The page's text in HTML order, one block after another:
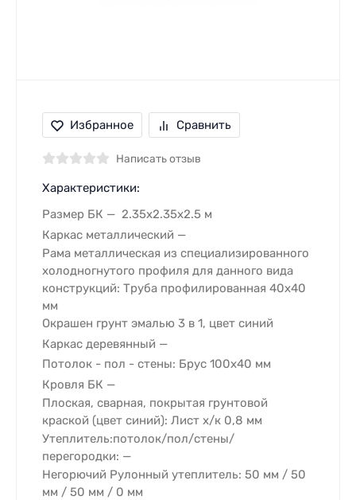
Избранное Сравнить
Написать отзыв
Характеристики:
Размер БК
2.35х2.35х2.5 м
Каркас металлический
Рама металлическая из специализированного
холодногнутого профиля для данного вида
конструкций: Труба профилированная 40х40
мм
Окрашен грунт эмалью 3 в 1, цвет синий
Каркас деревянный
Потолок - пол - стены: Брус 100х40 мм
Кровля БК
Плоская, сварная, покрытая грунтовой
краской (цвет синий): Лист х/к 0,8 мм
Утеплитель:потолок/пол/стены/
перегородки:
Негорючий Рулонный утеплитель: 50 мм / 50
мм / 50 мм / 0 мм